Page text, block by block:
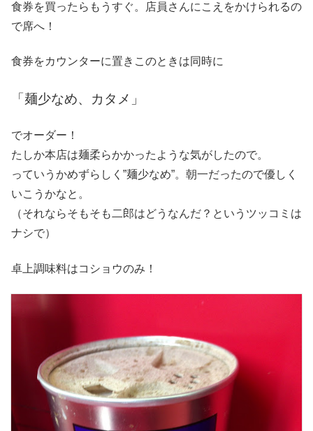
食券を買ったらもうすぐ。店員さんにこえをかけられるの
で席へ！
食券をカウンターに置きこのときは同時に
「麺少なめ、カタメ」
でオーダー！
たしか本店は麺柔らかかったような気がしたので。
っていうかめずらしく”麺少なめ”。朝一だったので優しく
いこうかなと。
（それならそもそも二郎はどうなんだ？というツッコミは
ナシで）
卓上調味料はコショウのみ！